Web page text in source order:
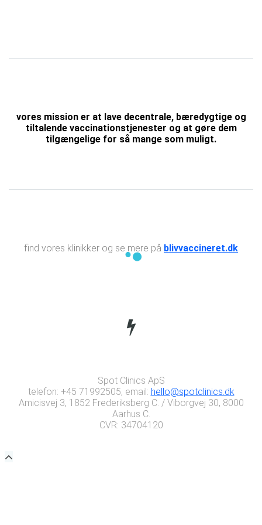
vores mission er at lave decentrale, bæredygtige og
tiltalende vaccinationstjenester og at gøre dem
tilgængelige for så mange som muligt.
find vores klinikker og se mere på blivvaccineret.dk
Spot Clinics ApS
telefon: +45 71992505, email: hello@spotclinics.dk
Amicisvej 3, 1852 Frederiksberg C. / Viborgvej 30, 8000
Aarhus C.
CVR: 34704120